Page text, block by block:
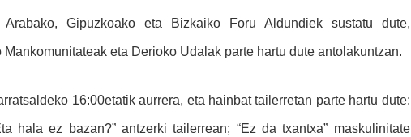
Gipuzkoako eta Bizkaiko Foru Aldundiek sustatu dute,
eta Derioko Udalak parte hartu dute antolakuntzan.
16:00etatik aurrera, eta hainbat tailerretan parte hartu dute:
hala ez bazan?” antzerki tailerrean; “Ez da txantxa” maskulinitate